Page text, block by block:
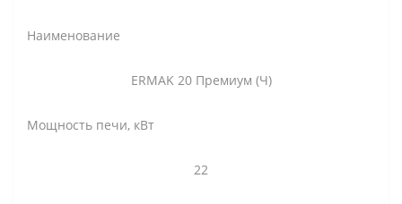
Наименование
ERMAK 20 Премиум (Ч)
Мощность печи, кВт
22